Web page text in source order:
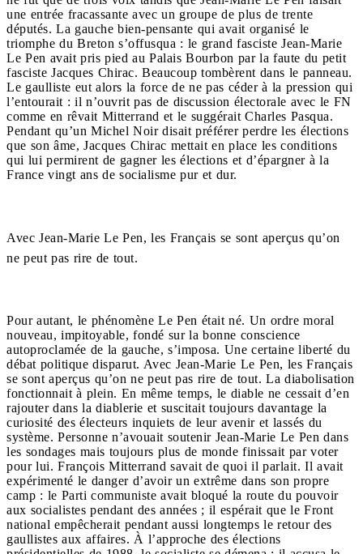
une entrée fracassante avec un groupe de plus de trente
députés. La gauche bien-pensante qui avait organisé le
triomphe du Breton s’offusqua : le grand fasciste Jean-Marie
Le Pen avait pris pied au Palais Bourbon par la faute du petit
fasciste Jacques Chirac. Beaucoup tombèrent dans le panneau.
Le gaulliste eut alors la force de ne pas céder à la pression qui
l’entourait : il n’ouvrit pas de discussion électorale avec le FN
comme en rêvait Mitterrand et le suggérait Charles Pasqua.
Pendant qu’un Michel Noir disait préférer perdre les élections
que son âme, Jacques Chirac mettait en place les conditions
qui lui permirent de gagner les élections et d’épargner à la
France vingt ans de socialisme pur et dur.
Avec Jean-Marie Le Pen, les Français se sont aperçus qu’on
ne peut pas rire de tout.
Pour autant, le phénomène Le Pen était né. Un ordre moral
nouveau, impitoyable, fondé sur la bonne conscience
autoproclamée de la gauche, s’imposa. Une certaine liberté du
débat politique disparut. Avec Jean-Marie Le Pen, les Français
se sont aperçus qu’on ne peut pas rire de tout. La diabolisation
fonctionnait à plein. En même temps, le diable ne cessait d’en
rajouter dans la diablerie et suscitait toujours davantage la
curiosité des électeurs inquiets de leur avenir et lassés du
système. Personne n’avouait soutenir Jean-Marie Le Pen dans
les sondages mais toujours plus de monde finissait par voter
pour lui. François Mitterrand savait de quoi il parlait. Il avait
expérimenté le danger d’avoir un extrême dans son propre
camp : le Parti communiste avait bloqué la route du pouvoir
aux socialistes pendant des années ; il espérait que le Front
national empêcherait pendant aussi longtemps le retour des
gaullistes aux affaires. À l’approche des élections